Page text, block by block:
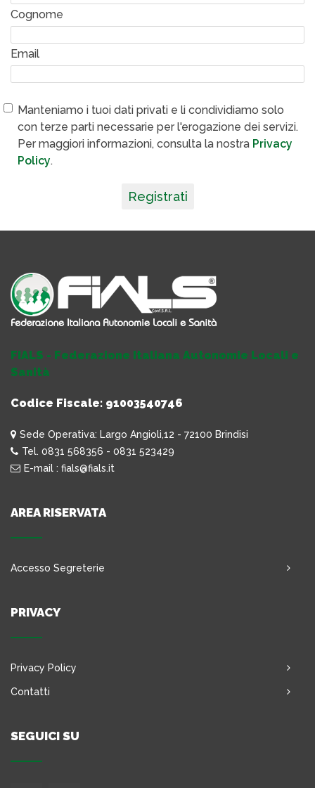
Cognome
Email
Manteniamo i tuoi dati privati e li condividiamo solo
con terze parti necessarie per l'erogazione dei servizi.
Per maggiori informazioni, consulta la nostra Privacy
Policy.
Registrati
FIALS - Federazione Italiana Autonomie Locali e
Sanità
Codice Fiscale: 91003540746
Sede Operativa: Largo Angioli,12 - 72100 Brindisi
Tel. 0831 568356 - 0831 523429
E-mail : fials@fials.it
AREA RISERVATA
Accesso Segreterie
PRIVACY
Privacy Policy
Contatti
SEGUICI SU